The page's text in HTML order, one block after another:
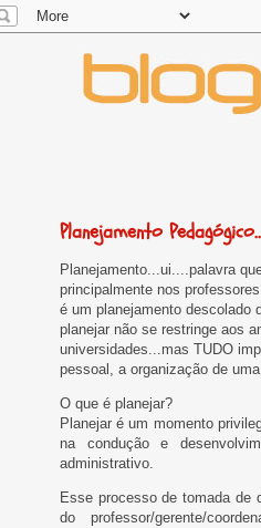
Planejamento
Planejamento...ui....palavra
principalmente nos
é um planejamento descolado
planejar não se restringe aos
universidades...mas TUDO
pessoal, a organização de
O que é planejar?
Planejar é um momento
na condução e
administrativo.
Esse processo de tomada de
do professor/gerente/